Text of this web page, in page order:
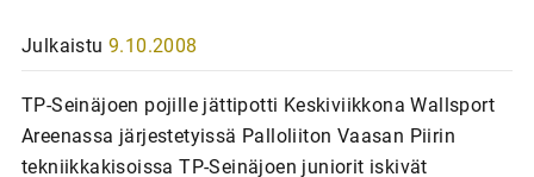
Julkaistu 9.10.2008
TP-Seinäjoen pojille jättipotti Keskiviikkona Wallsport
Areenassa järjestetyissä Palloliiton Vaasan Piirin
tekniikkakisoissa TP-Seinäjoen juniorit iskivät